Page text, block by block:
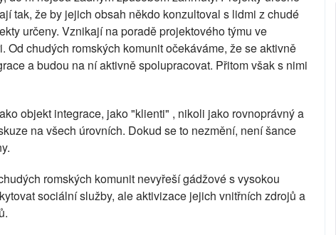
tak, že by jejich obsah někdo konzultoval s lidmi z chudé
určeny. Vznikají na poradě projektového týmu ve
Od chudých romských komunit očekáváme, že se aktivně
a budou na ní aktivně spolupracovat. Přitom však s nimi
objekt integrace, jako "klienti" , nikoli jako rovnoprávný a
na všech úrovních. Dokud se to nezmění, není šance
romských komunit nevyřeší gádžové s vysokou
sociální služby, ale aktivizace jejich vnitřních zdrojů a